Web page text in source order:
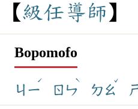
級任導師
Bopomofo
ㄐㄧ
ˊ
ㄖㄣ
ˋ
ㄉㄠ
ˇ